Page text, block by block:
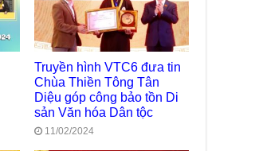
Truyền hình VTC6 đưa tin
Chùa Thiền Tông Tân
Diệu góp công bảo tồn Di
sản Văn hóa Dân tộc
11/02/2024